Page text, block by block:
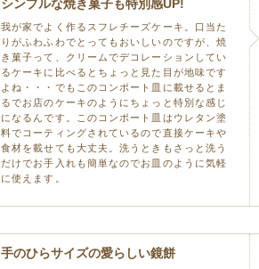
シンプルな焼き菓子も特別感UP!
我が家でよく作るスフレチーズケーキ。口当た
りがふわふわでとってもおいしいのですが、焼
き菓子って、クリームでデコレーションしてい
るケーキに比べるとちょっと見た目が地味です
よね・・・でもこのコンポート皿に載せるとま
るでお店のケーキのようにちょっと特別な感じ
になるんです。このコンポート皿はウレタン塗
料でコーティングされているので直接ケーキや
食材を載せても大丈夫。洗うときもさっと洗う
だけでお手入れも簡単なのでお皿のように気軽
に使えます。
手のひらサイズの愛らしい鏡餅